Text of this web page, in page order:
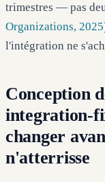
trimestres — pas
Organizations, 2025
l'intégration ne
Conception
integration-
changer
n'atterrisse